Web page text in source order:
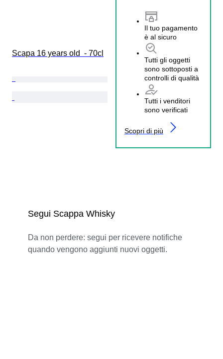
Scapa 16 years old  - 70cl
Il tuo pagamento
è al sicuro
Tutti gli oggetti
sono sottoposti a
controlli di qualità
Tutti i venditori
sono verificati
Scopri di più
Segui Scappa Whisky
Da non perdere: segui per ricevere notifiche
quando vengono aggiunti nuovi oggetti.